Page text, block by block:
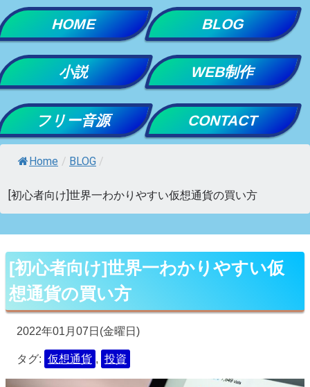
Skip
to
content
HOME BLOG
小説 WEB制作
フリー音源 CONTACT
Home / BLOG /
[初心者向け]世界一わかりやすい仮想通貨の買い方
[初心者向け]世界一わかりやすい仮
想通貨の買い方
2022年01月07日(金曜日)
タグ: 仮想通貨 , 投資